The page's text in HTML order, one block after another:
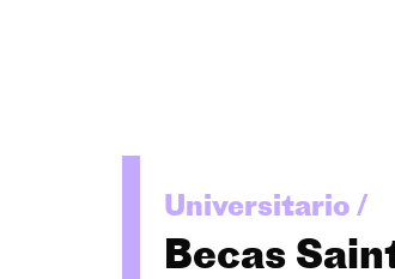
Universitario /
Becas